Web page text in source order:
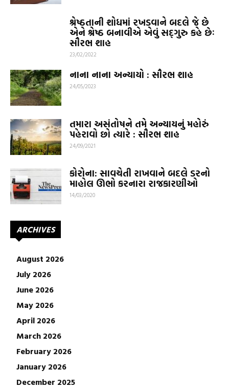
શ્રેષ્ઠતાની શોધમાં રખડવાને બદલે જે છે
એને શ્રેષ્ઠ બનાવીએ એવું સદ્‌ગુરુ કહે છેઃ
સૌરભ શાહ
23/02/2022
નાના નાના અન્યાયો : સૌરભ શાહ
24/05/2023
તમારા અસંતોષને તમે અન્યાયનું મહોરું
પહેરાવો છો ત્યારે : સૌરભ શાહ
24/09/2021
કોરોના: સાવચેતી રાખવાને બદલે ડરનો
માહોલ ઊભો કરનારા રાજકારણીઓ
14/03/2020
ARCHIVES
August 2026
July 2026
June 2026
May 2026
April 2026
March 2026
February 2026
January 2026
December 2025